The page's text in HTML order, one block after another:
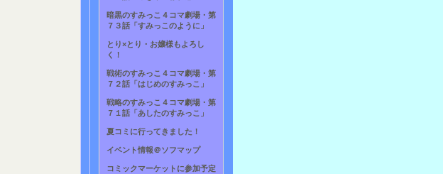
暗黒のすみっこ４コマ劇場・第
７３話「すみっこのように」
とり×とり・お嬢様もよろし
く！
戦術のすみっこ４コマ劇場・第
７２話「はじめのすみっこ」
戦略のすみっこ４コマ劇場・第
７１話「あしたのすみっこ」
夏コミに行ってきました！
イベント情報＠ソフマップ
コミックマーケットに参加予定